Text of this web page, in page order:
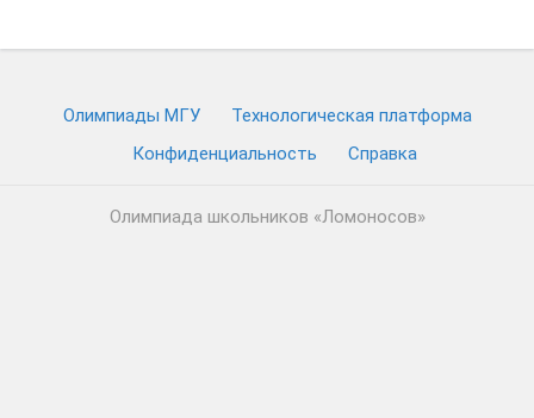
Олимпиады МГУ
Технологическая платформа
Конфиденциальность
Cправка
Олимпиада школьников «Ломоносов»